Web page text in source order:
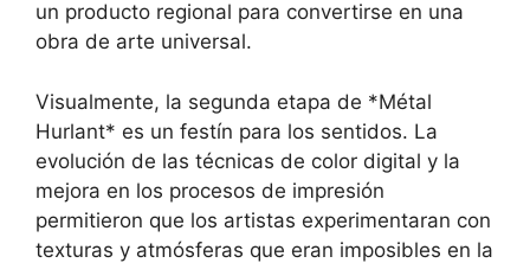
un producto regional para convertirse en una
obra de arte universal.
Visualmente, la segunda etapa de *Métal
Hurlant* es un festín para los sentidos. La
evolución de las técnicas de color digital y la
mejora en los procesos de impresión
permitieron que los artistas experimentaran con
texturas y atmósferas que eran imposibles en la